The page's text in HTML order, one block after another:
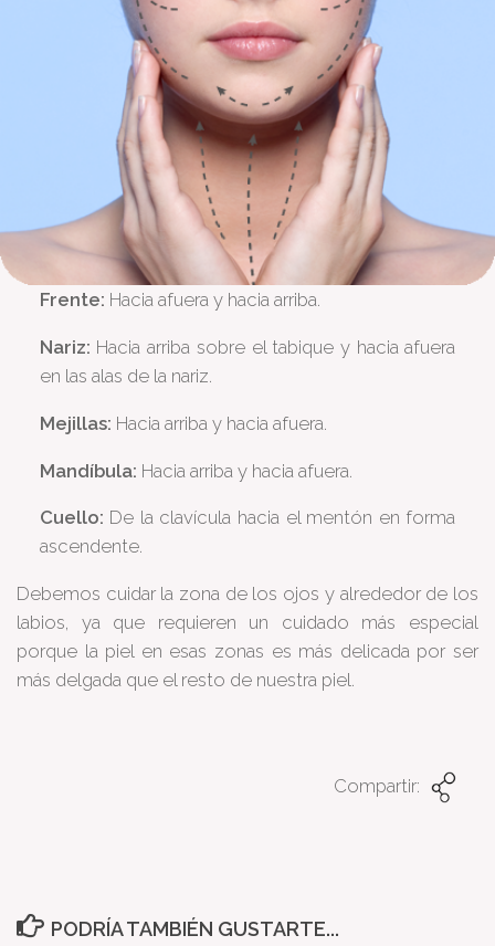
Frente: Hacia afuera y hacia arriba.
Nariz: Hacia arriba sobre el tabique y hacia afuera
en las alas de la nariz.
Mejillas: Hacia arriba y hacia afuera.
Mandíbula: Hacia arriba y hacia afuera.
Cuello: De la clavícula hacia el mentón en forma
ascendente.
Debemos cuidar la zona de los ojos y alrededor de los
labios, ya que requieren un cuidado más especial
porque la piel en esas zonas es más delicada por ser
más delgada que el resto de nuestra piel.
Compartir:
PODRÍA TAMBIÉN GUSTARTE...